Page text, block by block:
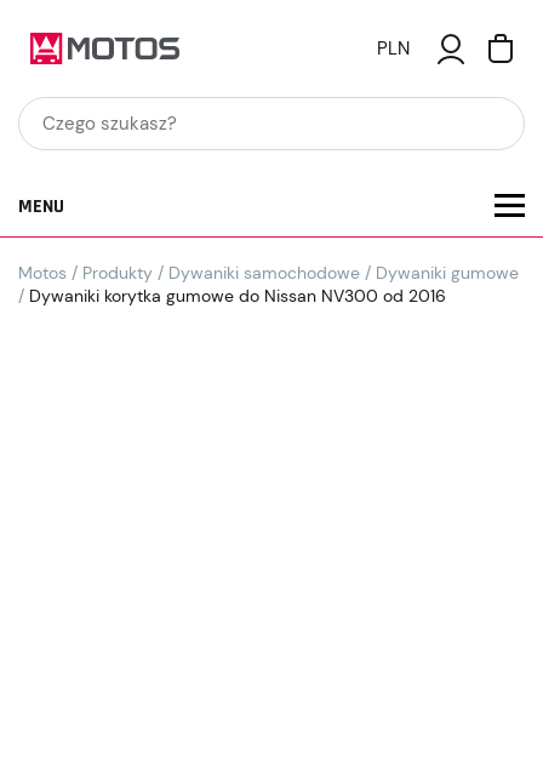
PLN
MENU
Motos / Produkty / Dywaniki samochodowe / Dywaniki gumowe
/ Dywaniki korytka gumowe do Nissan NV300 od 2016